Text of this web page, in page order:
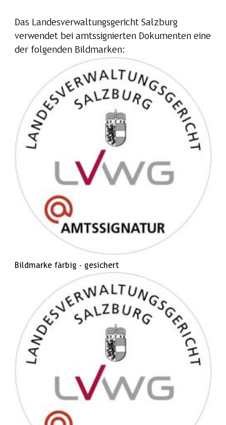
Bildmarke färbig - gesichert
Das Landesverwaltungsgericht Salzburg
verwendet bei amtssignierten Dokumenten eine
der folgenden Bildmarken: